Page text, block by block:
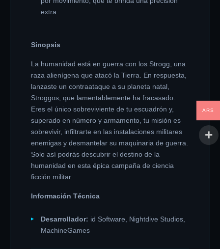
extra.
Sinopsis
La humanidad está en guerra con los Strogg, una
raza alienígena que atacó la Tierra. En respuesta,
lanzaste un contraataque a su planeta natal,
Stroggos, que lamentablemente ha fracasado.
Eres el único sobreviviente de tu escuadrón y,
superado en número y armamento, tu misión es
sobrevivir, infiltrarte en las instalaciones militares
enemigas y desmantelar su maquinaria de guerra.
Solo así podrás descubrir el destino de la
humanidad en esta épica campaña de ciencia
ficción militar.
Información Técnica
Desarrollador: id Software, Nightdive Studios,
MachineGames
ARS